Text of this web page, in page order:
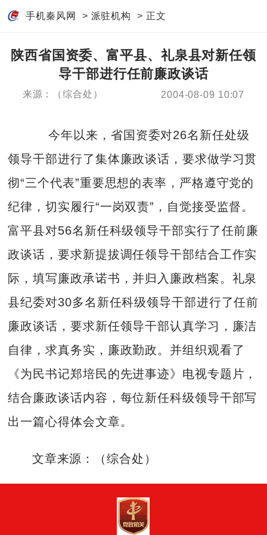
手机秦风网 > 派驻机构 > 正文
陕西省国资委、富平县、礼泉县对新任领
导干部进行任前廉政谈话
来源：（综合处） 2004-08-09 10:07
今年以来，省国资委对26名新任处级
领导干部进行了集体廉政谈话，要求做学习贯
彻“三个代表”重要思想的表率，严格遵守党的
纪律，切实履行“一岗双责”，自觉接受监督。
富平县对56名新任科级领导干部实行了任前廉
政谈话，要求新提拔调任领导干部结合工作实
际，填写廉政承诺书，并归入廉政档案。礼泉
县纪委对30多名新任科级领导干部进行了任前
廉政谈话，要求新任领导干部认真学习，廉洁
自律，求真务实，廉政勤政。并组织观看了
《为民书记郑培民的先进事迹》电视专题片，
结合廉政谈话内容，每位新任科级领导干部写
出一篇心得体会文章。
文章来源：（综合处）